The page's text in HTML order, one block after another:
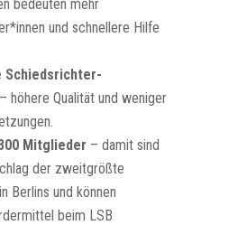
bedeuten mehr
und schnellere Hilfe
Schiedsrichter-
höhere Qualität und weniger
Mitglieder – damit sind
der zweitgrößte
Berlins und können
beim LSB